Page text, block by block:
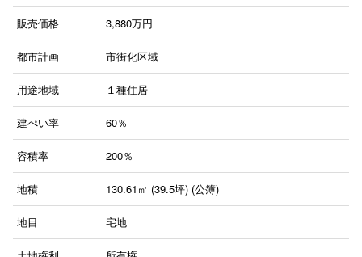
販売価格 3,880万円
都市計画 市街化区域
用途地域 １種住居
建ぺい率 60％
容積率 200％
地積 130.61㎡ (39.5坪) (公簿)
地目 宅地